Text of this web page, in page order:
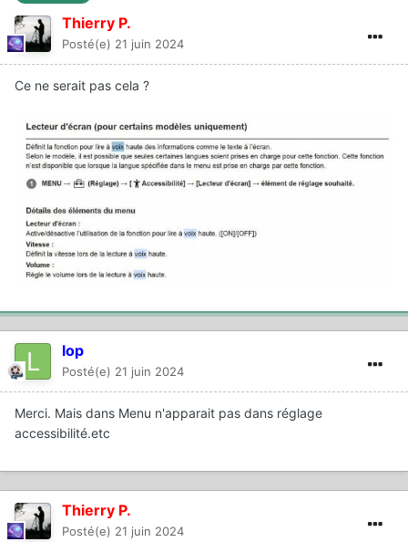
Thierry P.
Posté(e) 21 juin 2024
Ce ne serait pas cela ?
lop
Posté(e) 21 juin 2024
Merci. Mais dans Menu n'apparait pas dans réglage
accessibilité.etc
Thierry P.
Posté(e) 21 juin 2024